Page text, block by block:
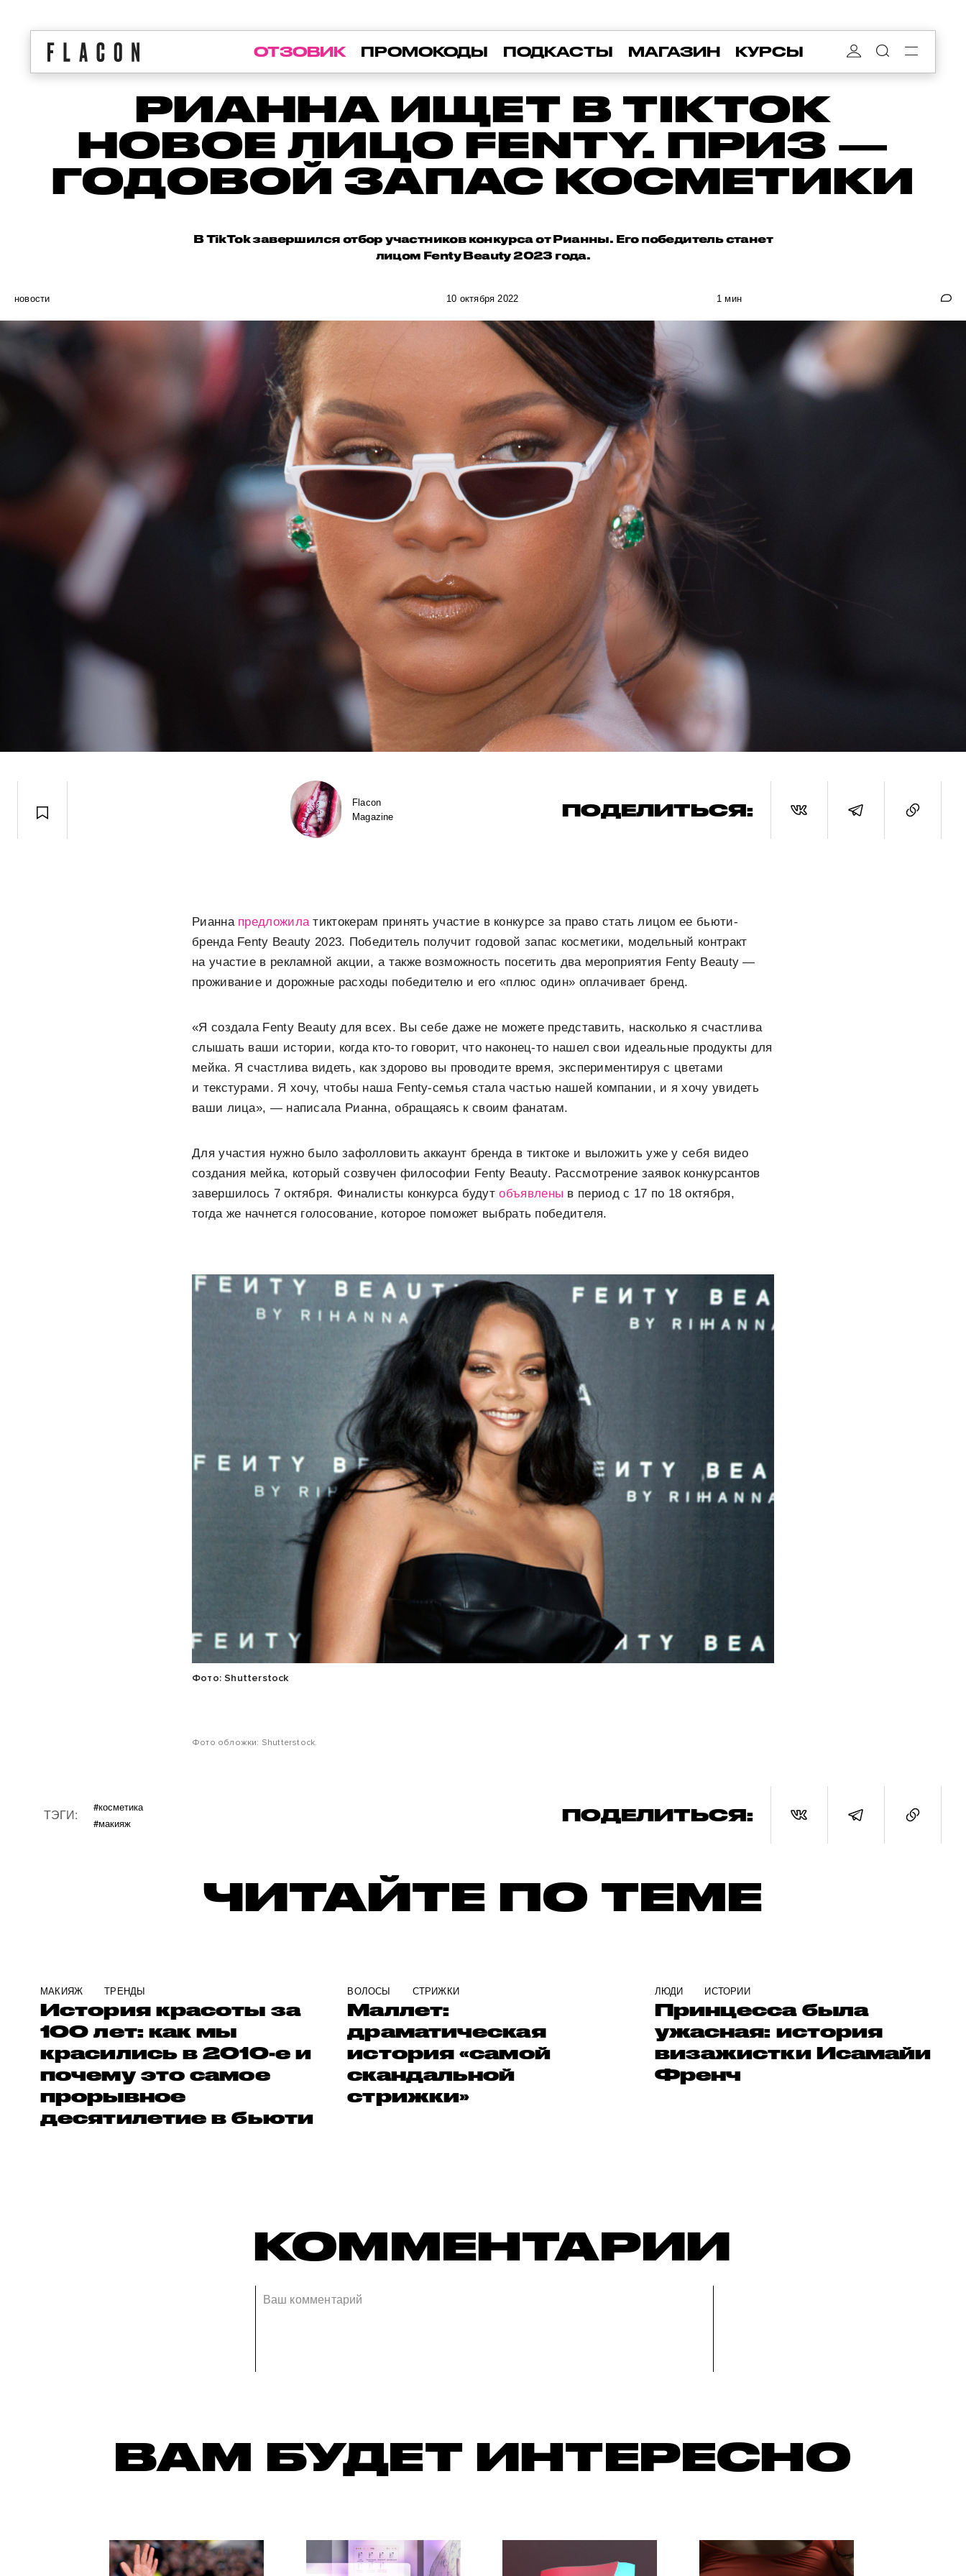
ОТЗОВИК ПРОМОКОДЫ ПОДКАСТЫ МАГАЗИН КУРСЫ
РИАННА ИЩЕТ В TIKTOK
НОВОЕ ЛИЦО FENTY. ПРИЗ —
ГОДОВОЙ ЗАПАС КОСМЕТИКИ
В TikTok завершился отбор участников конкурса от Рианны. Его победитель станет
лицом Fenty Beauty 2023 года.
новости 10 октября 2022 1 мин
Flacon
Magazine
ПОДЕЛИТЬСЯ:
Рианна предложилатиктокерам принять участие в конкурсе за право стать лицом ее бьюти-
бренда Fenty Beauty 2023. Победитель получит годовой запас косметики, модельный контракт
на участие в рекламной акции, а также возможность посетить два мероприятия Fenty Beauty —
проживание и дорожные расходы победителю и его «плюс один» оплачивает бренд.
«Я создала FentyBeauty для всех. Вы себе даже не можете представить, насколько я счастлива
слышать ваши истории, когда кто-то говорит, что наконец-то нашел свои идеальные продукты для
мейка. Я счастлива видеть, как здорово вы проводите время, экспериментируя с цветами
и текстурами. Я хочу, чтобы наша Fenty-семья стала частью нашей компании, и я хочу увидеть
ваши лица», — написала Рианна, обращаясь к своим фанатам.
Для участия нужно было зафолловить аккаунт бренда в тиктоке и выложить уже у себя видео
создания мейка, который созвучен философии Fenty Beauty. Рассмотрение заявок конкурсантов
завершилось 7 октября. Финалисты конкурса будутобъявлены в период с 17 по 18 октября,
тогда же начнется голосование, которое поможет выбрать победителя.
Фото: Shutterstock
Фото обложки: Shutterstock.
ТЭГИ:
#косметика
#макияж
ПОДЕЛИТЬСЯ:
ЧИТАЙТЕ ПО ТЕМЕ
МАКИЯЖ ТРЕНДЫ
История красоты за
100 лет: как мы
красились в 2010-е и
почему это самое
прорывное
десятилетие в бьюти
ВОЛОСЫ СТРИЖКИ
Маллет:
драматическая
история «самой
скандальной
стрижки»
ЛЮДИ ИСТОРИИ
Принцесса была
ужасная: история
визажистки Исамайи
Френч
КОММЕНТАРИИ
ВАМ БУДЕТ ИНТЕРЕСНО